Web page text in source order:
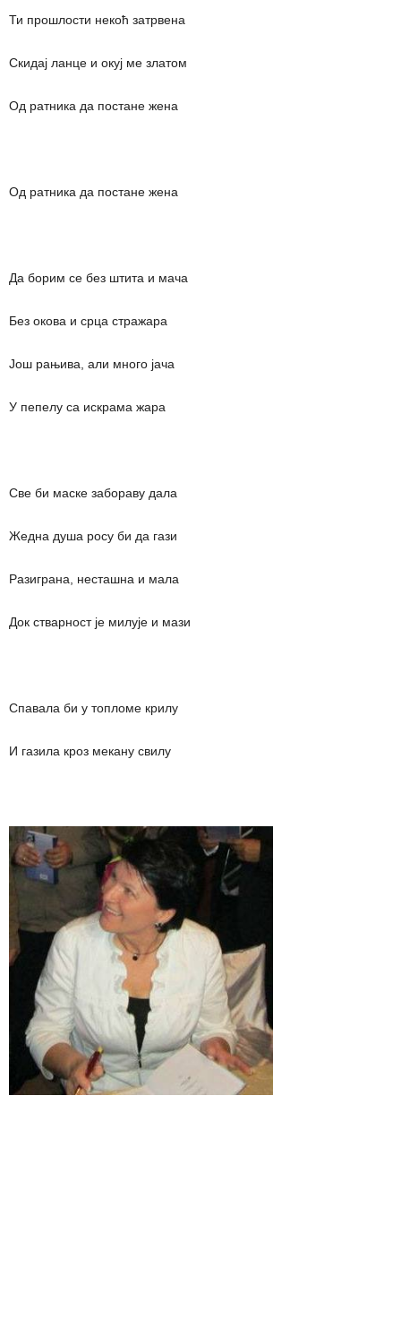
Ти прошлости некоћ затрвена
Скидај ланце и окуј ме златом
Од ратника да постане жена
Од ратника да постане жена
Да борим се без штита и мача
Без окова и срца стражара
Још рањива, али много јача
У пепелу са искрама жара
Све би маске забораву дала
Жедна душа росу би да гази
Разиграна, несташна и мала
Док стварност је милује и мази
Спавала би у топломе крилу
И газила кроз мекану свилу